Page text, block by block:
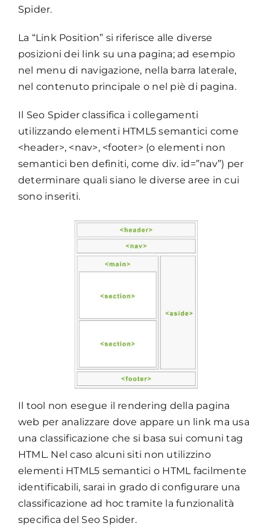
Spider.
La “Link Position” si riferisce alle diverse
posizioni dei link su una pagina; ad esempio
nel menu di navigazione, nella barra laterale,
nel contenuto principale o nel piè di pagina.
Il Seo Spider classifica i collegamenti
utilizzando elementi HTML5 semantici come
<header>, <nav>, <footer> (o elementi non
semantici ben definiti, come div. id=”nav”) per
determinare quali siano le diverse aree in cui
sono inseriti.
Il tool non esegue il rendering della pagina
web per analizzare dove appare un link ma usa
una classificazione che si basa sui comuni tag
HTML. Nel caso alcuni siti non utilizzino
elementi HTML5 semantici o HTML facilmente
identificabili, sarai in grado di configurare una
classificazione ad hoc tramite la funzionalità
specifica del Seo Spider.